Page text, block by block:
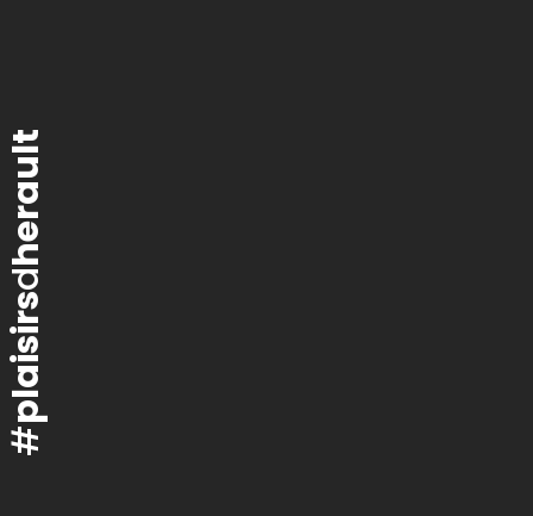
#
plaisirs
d
herault